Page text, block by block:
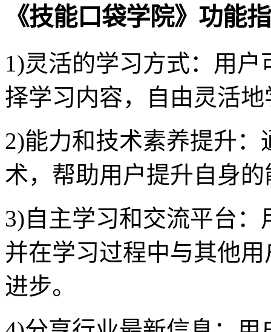
《技能口袋学院》功能
1)灵活的学习方式：用
择学习内容，自由灵活
2)能力和技术素养提升
术，帮助用户提升自身
3)自主学习和交流平台
并在学习过程中与其他
进步。